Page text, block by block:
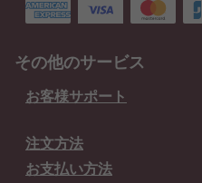
その他のサービス
お客様サポート
注文方法
お支払い方法